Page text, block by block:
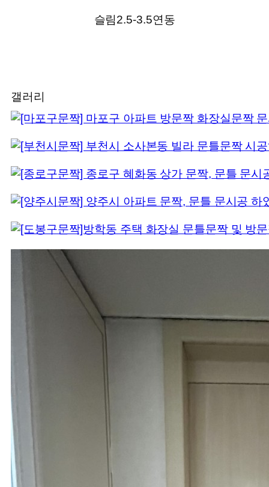
슬림2.5-3.5연동
갤러리